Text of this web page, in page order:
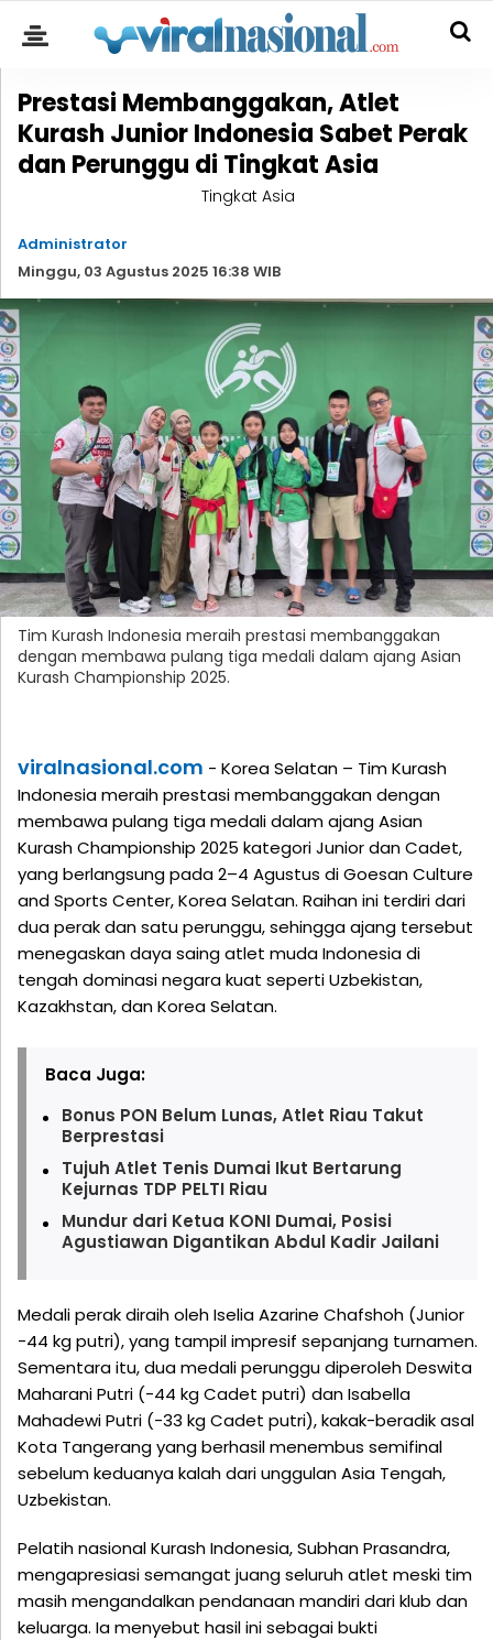
Prestasi Membanggakan, Atlet
Kurash Junior Indonesia Sabet Perak
dan Perunggu di Tingkat Asia
Tingkat Asia
Administrator
Minggu, 03 Agustus 2025 16:38 WIB
Tim Kurash Indonesia meraih prestasi membanggakan
dengan membawa pulang tiga medali dalam ajang Asian
Kurash Championship 2025.
viralnasional.com - Korea Selatan – Tim Kurash
Indonesia meraih prestasi membanggakan dengan
membawa pulang tiga medali dalam ajang Asian
Kurash Championship 2025 kategori Junior dan Cadet,
yang berlangsung pada 2–4 Agustus di Goesan Culture
and Sports Center, Korea Selatan. Raihan ini terdiri dari
dua perak dan satu perunggu, sehingga ajang tersebut
menegaskan daya saing atlet muda Indonesia di
tengah dominasi negara kuat seperti Uzbekistan,
Kazakhstan, dan Korea Selatan.
Baca Juga:
Bonus PON Belum Lunas, Atlet Riau Takut
Berprestasi
Tujuh Atlet Tenis Dumai Ikut Bertarung
Kejurnas TDP PELTI Riau
Mundur dari Ketua KONI Dumai, Posisi
Agustiawan Digantikan Abdul Kadir Jailani
Medali perak diraih oleh Iselia Azarine Chafshoh (Junior
-44 kg putri), yang tampil impresif sepanjang turnamen.
Sementara itu, dua medali perunggu diperoleh Deswita
Maharani Putri (-44 kg Cadet putri) dan Isabella
Mahadewi Putri (-33 kg Cadet putri), kakak-beradik asal
Kota Tangerang yang berhasil menembus semifinal
sebelum keduanya kalah dari unggulan Asia Tengah,
Uzbekistan.
Pelatih nasional Kurash Indonesia, Subhan Prasandra,
mengapresiasi semangat juang seluruh atlet meski tim
masih mengandalkan pendanaan mandiri dari klub dan
keluarga. Ia menyebut hasil ini sebagai bukti